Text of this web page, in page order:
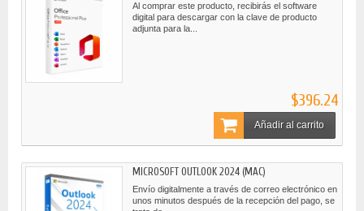
Al comprar este producto, recibirás el software
digital para descargar con la clave de producto
adjunta para la...
$396.24
Añadir al carrito
MICROSOFT OUTLOOK 2024 (MAC)
Envío digitalmente a través de correo electrónico en
unos minutos después de la recepción del pago, se